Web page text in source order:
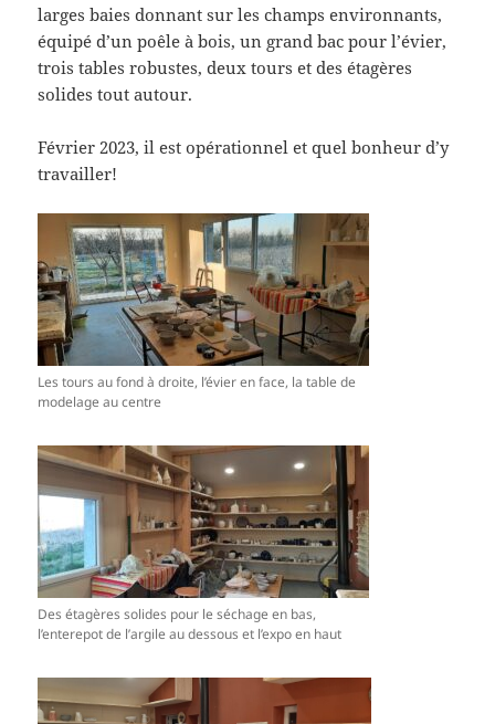
larges baies donnant sur les champs environnants,
équipé d’un poêle à bois, un grand bac pour l’évier,
trois tables robustes, deux tours et des étagères
solides tout autour.
Février 2023, il est opérationnel et quel bonheur d’y
travailler!
Les tours au fond à droite, l’évier en face, la table de
modelage au centre
Des étagères solides pour le séchage en bas,
l’enterepot de l’argile au dessous et l’expo en haut